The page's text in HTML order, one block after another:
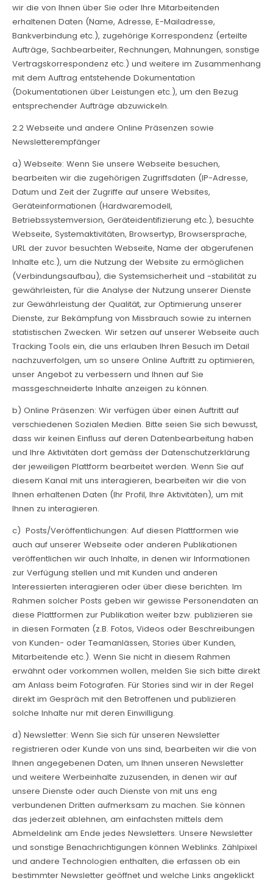
wir die von Ihnen über Sie oder Ihre Mitarbeitenden
erhaltenen Daten (Name, Adresse, E-Mailadresse,
Bankverbindung etc.), zugehörige Korrespondenz (erteilte
Aufträge, Sachbearbeiter, Rechnungen, Mahnungen, sonstige
Vertragskorrespondenz etc.) und weitere im Zusammenhang
mit dem Auftrag entstehende Dokumentation
(Dokumentationen über Leistungen etc.), um den Bezug
entsprechender Aufträge abzuwickeln.
2.2 Webseite und andere Online Präsenzen sowie
Newsletterempfänger
a) Webseite: Wenn Sie unsere Webseite besuchen,
bearbeiten wir die zugehörigen Zugriffsdaten (IP-Adresse,
Datum und Zeit der Zugriffe auf unsere Websites,
Geräteinformationen (Hardwaremodell,
Betriebssystemversion, Geräteidentifizierung etc.), besuchte
Webseite, Systemaktivitäten, Browsertyp, Browsersprache,
URL der zuvor besuchten Webseite, Name der abgerufenen
Inhalte etc.), um die Nutzung der Website zu ermöglichen
(Verbindungsaufbau), die Systemsicherheit und -stabilität zu
gewährleisten, für die Analyse der Nutzung unserer Dienste
zur Gewährleistung der Qualität, zur Optimierung unserer
Dienste, zur Bekämpfung von Missbrauch sowie zu internen
statistischen Zwecken. Wir setzen auf unserer Webseite auch
Tracking Tools ein, die uns erlauben Ihren Besuch im Detail
nachzuverfolgen, um so unsere Online Auftritt zu optimieren,
unser Angebot zu verbessern und Ihnen auf Sie
massgeschneiderte Inhalte anzeigen zu können.
b) Online Präsenzen: Wir verfügen über einen Auftritt auf
verschiedenen Sozialen Medien. Bitte seien Sie sich bewusst,
dass wir keinen Einfluss auf deren Datenbearbeitung haben
und Ihre Aktivitäten dort gemäss der Datenschutzerklärung
der jeweiligen Plattform bearbeitet werden. Wenn Sie auf
diesem Kanal mit uns interagieren, bearbeiten wir die von
Ihnen erhaltenen Daten (Ihr Profil, Ihre Aktivitäten), um mit
Ihnen zu interagieren.
c) Posts/Veröffentlichungen: Auf diesen Plattformen wie
auch auf unserer Webseite oder anderen Publikationen
veröffentlichen wir auch Inhalte, in denen wir Informationen
zur Verfügung stellen und mit Kunden und anderen
Interessierten interagieren oder über diese berichten. Im
Rahmen solcher Posts geben wir gewisse Personendaten an
diese Plattformen zur Publikation weiter bzw. publizieren sie
in diesen Formaten (z.B. Fotos, Videos oder Beschreibungen
von Kunden- oder Teamanlässen, Stories über Kunden,
Mitarbeitende etc.). Wenn Sie nicht in diesem Rahmen
erwähnt oder vorkommen wollen, melden Sie sich bitte direkt
am Anlass beim Fotografen. Für Stories sind wir in der Regel
direkt im Gespräch mit den Betroffenen und publizieren
solche Inhalte nur mit deren Einwilligung.
d) Newsletter: Wenn Sie sich für unseren Newsletter
registrieren oder Kunde von uns sind, bearbeiten wir die von
Ihnen angegebenen Daten, um Ihnen unseren Newsletter
und weitere Werbeinhalte zuzusenden, in denen wir auf
unsere Dienste oder auch Dienste von mit uns eng
verbundenen Dritten aufmerksam zu machen. Sie können
das jederzeit ablehnen, am einfachsten mittels dem
Abmeldelink am Ende jedes Newsletters. Unsere Newsletter
und sonstige Benachrichtigungen können Weblinks. Zählpixel
und andere Technologien enthalten, die erfassen ob ein
bestimmter Newsletter geöffnet und welche Links angeklickt